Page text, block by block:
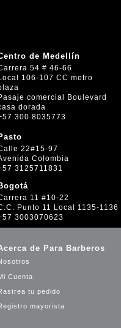
de Medellín
54 # 46-66
106-107 CC metro
comercial Boulevard
dorada
300 8035773
22#15-97
Colombia
3125711831
11 #10-22
Punto 11 Local 1135-1136
3003070623
de Para Barberos
Cuenta
tu pedido
mayorista